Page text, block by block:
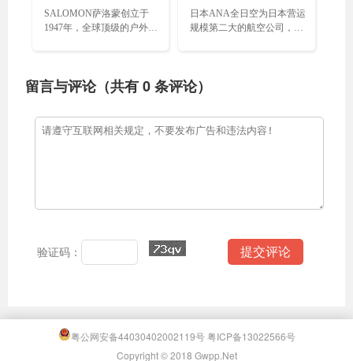
SALOMON萨洛蒙创立于
1947年，全球顶级的户外运
日本ANA全日空为日本营运
规模第二大的航空公司，被
留言与评论（共有0条评论）
验证码：
粤公网安备44030402002119号 粤ICP备13022566号
Copyright © 2018 Gwpp.Net